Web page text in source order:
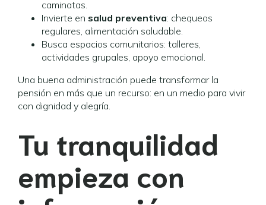
caminatas.
Invierte en salud preventiva: chequeos
regulares, alimentación saludable.
Busca espacios comunitarios: talleres,
actividades grupales, apoyo emocional.
Una buena administración puede transformar la
pensión en más que un recurso: en un medio para vivir
con dignidad y alegría.
Tu tranquilidad
empieza con